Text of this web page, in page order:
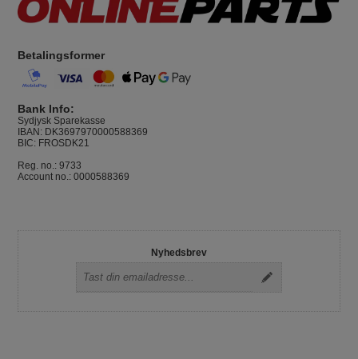
Betalingsformer
Bank Info:
Sydjysk Sparekasse
IBAN: DK3697970000588369
BIC: FROSDK21
Reg. no.: 9733
Account no.: 0000588369
Nyhedsbrev